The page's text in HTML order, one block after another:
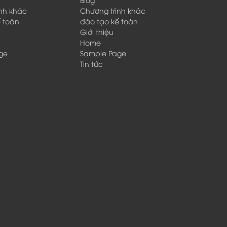
khác
toán
Chương trình khác
đào tạo kế toán
Giới thiệu
Home
Sample Page
Tin tức